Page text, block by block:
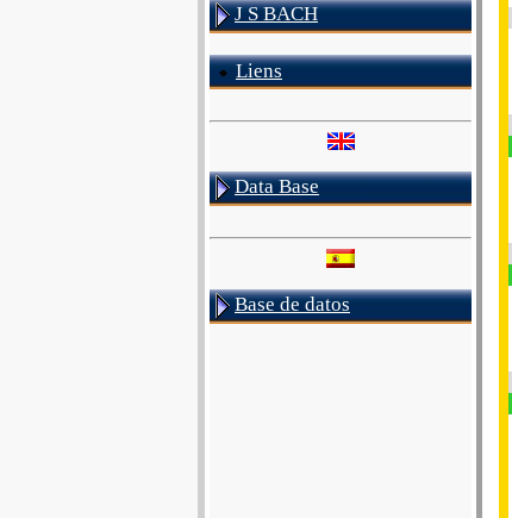
J S BACH
Liens
Data Base
Base de datos